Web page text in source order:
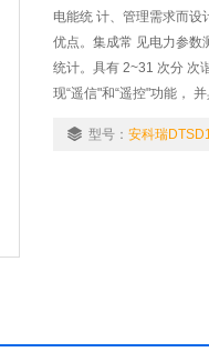
电能统 计、管理需求而
优点。集成常 见电力参数
统计。具有 2~31 次分 次
现“遥信"和“遥控"功能，
型号： 安科瑞